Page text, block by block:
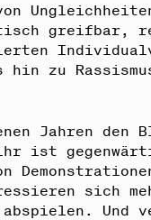
greifbar,
hin zu
Jahren
ist
sich
Und